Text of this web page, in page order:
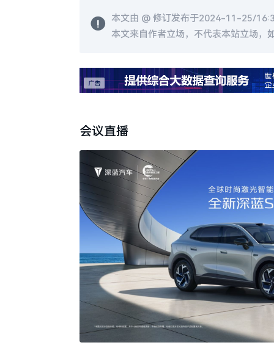
本文由 @ 修订发布于2024-11-25/
本文来自作者立场，不代表本站立场，
会议直播